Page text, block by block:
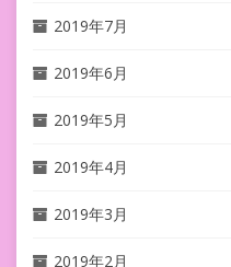
2019年7月
2019年6月
2019年5月
2019年4月
2019年3月
2019年2月